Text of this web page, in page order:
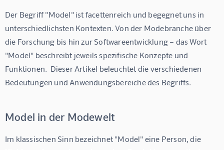
Der Begriff "Model" ist facettenreich und begegnet uns in
unterschiedlichsten Kontexten. Von der Modebranche über
die Forschung bis hin zur Softwareentwicklung – das Wort
"Model" beschreibt jeweils spezifische Konzepte und
Funktionen.  Dieser Artikel beleuchtet die verschiedenen
Bedeutungen und Anwendungsbereiche des Begriffs.
Model in der Modewelt
Im klassischen Sinn bezeichnet "Model" eine Person, die